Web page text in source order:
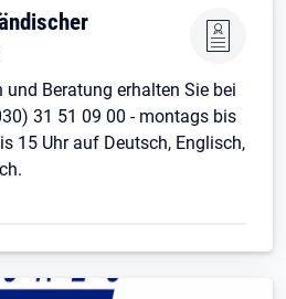
Beratung erhalten Sie bei
31 51 09 00 - montags bis
15 Uhr auf Deutsch, Englisch,